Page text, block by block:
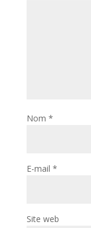
Nom *
E-mail *
Site web